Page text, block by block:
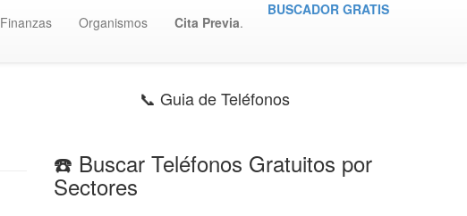
Finanzas Organismos Cita Previa.
BUSCADOR GRATIS
📞 Guia de Teléfonos
☎️ Buscar Teléfonos Gratuitos por
Sectores